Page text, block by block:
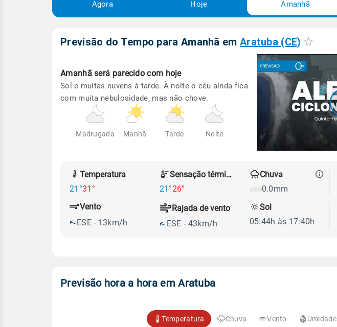
Agora Hoje Amanhã
Previsão do Tempo para Amanhã em Aratuba (CE)
Amanhã será parecido com hoje
Sol e muitas nuvens à tarde. À noite o céu ainda fica
com muita nebulosidade, mas não chove.
Madrugada Manhã Tarde Noite
Temperatura
21°31°
Sensação térmica
21°26°
Chuva
0.0mm
Vento
ESE - 13km/h
Rajada de vento
ESE - 43km/h
Sol
05:44h às 17:40h
Previsão hora a hora em Aratuba
Temperatura Chuva Vento Umidade